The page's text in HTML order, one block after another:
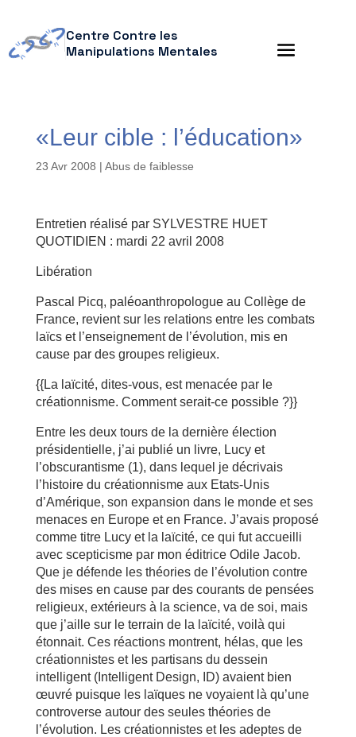
Centre Contre les
Manipulations Mentales
«Leur cible : l’éducation»
23 Avr 2008 | Abus de faiblesse
Entretien réalisé par SYLVESTRE HUET
QUOTIDIEN : mardi 22 avril 2008
Libération
Pascal Picq, paléoanthropologue au Collège de
France, revient sur les relations entre les combats
laïcs et l’enseignement de l’évolution, mis en
cause par des groupes religieux.
{{La laïcité, dites-vous, est menacée par le
créationnisme. Comment serait-ce possible ?}}
Entre les deux tours de la dernière élection
présidentielle, j’ai publié un livre, Lucy et
l’obscurantisme (1), dans lequel je décrivais
l’histoire du créationnisme aux Etats-Unis
d’Amérique, son expansion dans le monde et ses
menaces en Europe et en France. J’avais proposé
comme titre Lucy et la laïcité, ce qui fut accueilli
avec scepticisme par mon éditrice Odile Jacob.
Que je défende les théories de l’évolution contre
des mises en cause par des courants de pensées
religieux, extérieurs à la science, va de soi, mais
que j’aille sur le terrain de la laïcité, voilà qui
étonnait. Ces réactions montrent, hélas, que les
créationnistes et les partisans du dessein
intelligent (Intelligent Design, ID) avaient bien
œuvré puisque les laïques ne voyaient là qu’une
controverse autour des seules théories de
l’évolution. Les créationnistes et les adeptes de